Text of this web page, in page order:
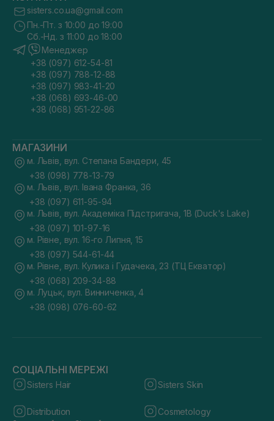
sisters.co.ua@gmail.com
Пн.-Пт. з 10:00 до 19:00
Сб.-Нд. з 11:00 до 18:00
Менеджер
+38 (097) 612-54-81
+38 (097) 788-12-88
+38 (097) 983-41-20
+38 (068) 693-46-00
+38 (068) 951-22-86
МАГАЗИНИ
м. Львів, вул. Степана Бандери, 45
+38 (098) 778-13-79
м. Львів, вул. Івана Франка, 36
+38 (097) 611-95-94
м. Львів, вул. Академіка Підстригача, 1В (Duck's Lake)
+38 (097) 101-97-16
м. Рівне, вул. 16-го Липня, 15
+38 (097) 544-61-44
м. Рівне, вул. Кулика і Гудачека, 23 (ТЦ Екватор)
+38 (068) 209-34-88
м. Луцьк, вул. Винниченка, 4
+38 (098) 076-60-62
СОЦІАЛЬНІ МЕРЕЖІ
Sisters Hair Sisters Skin
Distribution Cosmetology